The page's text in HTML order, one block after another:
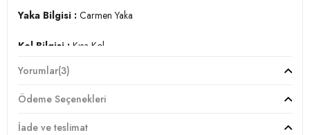
Yaka Bilgisi : Carmen Yaka
Kol Bilgisi : Kısa Kol
Kalıp Bilgisi :
Detay :
-Beli lastikli
Yorumlar(3)
Ödeme Seçenekleri
İade ve teslimat